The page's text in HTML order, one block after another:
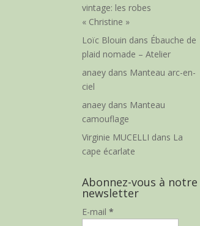
vintage: les robes
« Christine »
Loïc Blouin dans Ébauche de
plaid nomade – Atelier
anaey dans Manteau arc-en-
ciel
anaey dans Manteau
camouflage
Virginie MUCELLI dans La
cape écarlate
Abonnez-vous à notre
newsletter
E-mail*